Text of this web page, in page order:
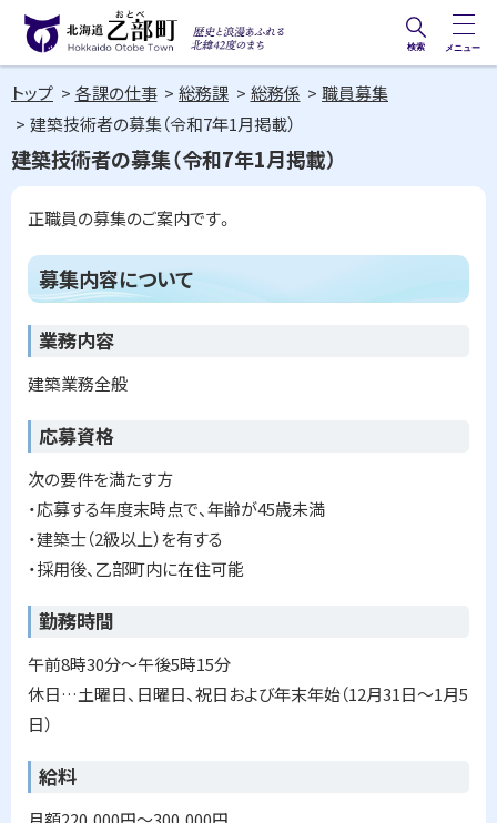
へ
メ
ュ
ー
北海道乙部町
Hokkaido Otobe Town
歴史と
浪漫あ
ふれる
北緯42
度のま
ち
検索 メニュー
トップ 各課の仕事 総務課 総務係
職員募集
建築技術者の募集（令和7年1月掲載）
建築技術者の募集（令和7年1月掲載）
正職員の募集のご案内です。
ペ
ー
ジ
目
次
募
内
容
に
つ
い
申
込
み
用
紙
に
つ
い
お
募集内容について
業務内容
建築業務全般
応募資格
次の要件を満たす方
・応募する年度末時点で、年齢が45歳未満
・建築士（2級以上）を有する
・採用後、乙部町内に在住可能
勤務時間
午前8時30分～午後5時15分
休日…土曜日、日曜日、祝日および年末年始（12月31日～1月5
日）
給料